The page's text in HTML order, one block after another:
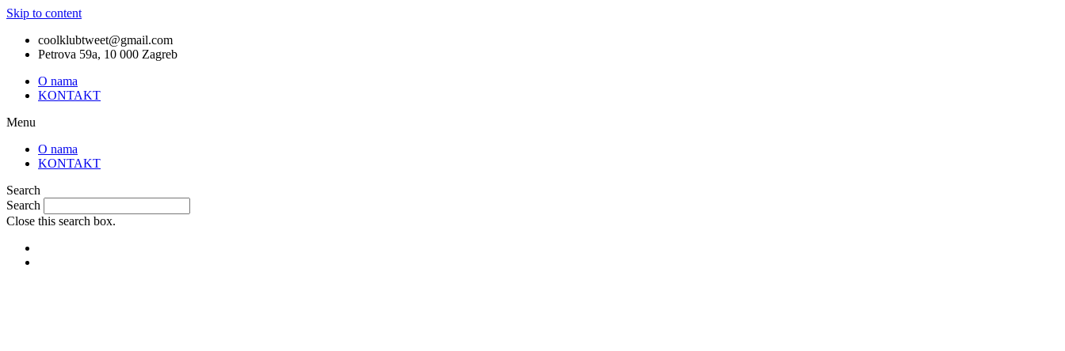
Skip to content
coolklubtweet@gmail.com
Petrova 59a, 10 000 Zagreb
O nama
KONTAKT
Menu
O nama
KONTAKT
Search
Search
Close this search box.